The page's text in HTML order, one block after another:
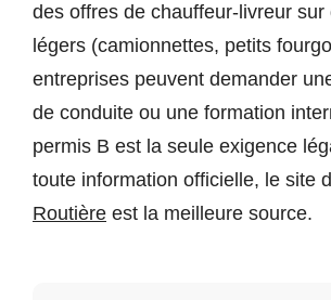
des offres de chauffeur-livreur sur
légers (camionnettes, petits
entreprises peuvent demander
de conduite ou une formation
permis B est la seule exigence
toute information officielle, le site
Routière est la meilleure source.